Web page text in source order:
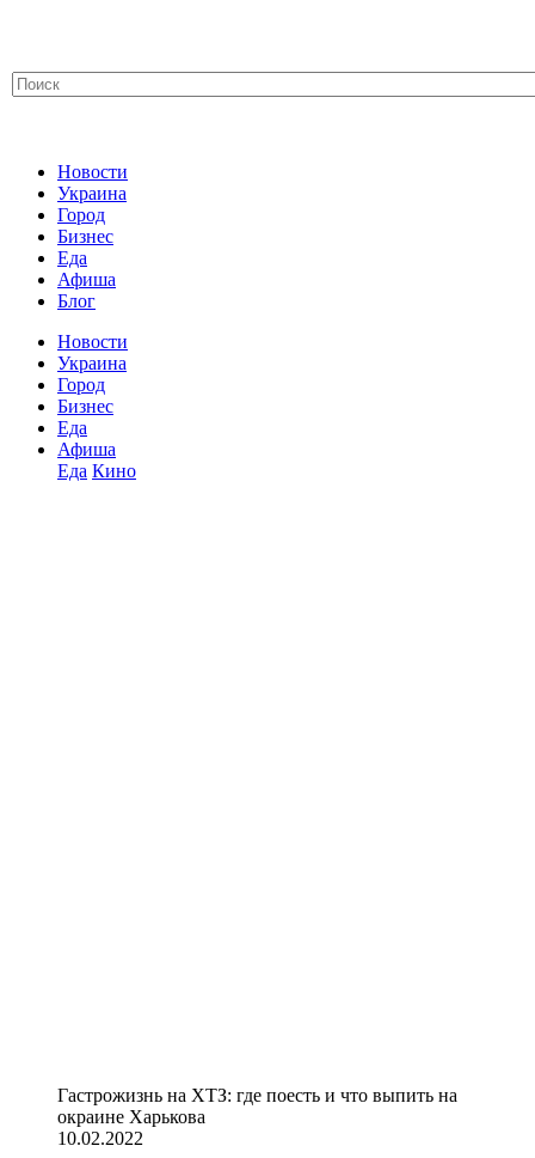
Новости
Украина
Город
Бизнес
Еда
Афиша
Блог
Новости
Украина
Город
Бизнес
Еда
Афиша
Еда Кино
Гастрожизнь на ХТЗ: где поесть и что выпить на
окраине Харькова
10.02.2022